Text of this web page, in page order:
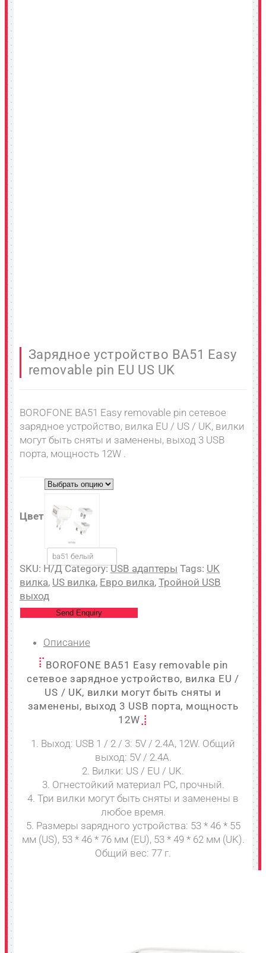
Зарядное устройство BA51 Easy
removable pin EU US UK
BOROFONE BA51 Easy removable pin сетевое
зарядное устройство, вилка EU / US / UK, вилки
могут быть сняты и заменены, выход 3 USB
порта, мощность 12W .
Цвет
ba51 белый
SKU: Н/ДCategory: USB адаптеры Tags: UK
вилка, US вилка, Евро вилка, Тройной USB
выход
Send Enquiry
Описание
BOROFONE BA51 Easy removable pin
сетевое зарядное устройство, вилка EU /
US / UK, вилки могут быть сняты и
заменены, выход 3 USB порта, мощность
12W
1. Выход: USB 1 / 2 / 3: 5V / 2.4A, 12W. Общий
выход: 5V / 2.4A.
2. Вилки: US / EU / UK.
3. Огнестойкий материал PC, прочный.
4. Три вилки могут быть сняты и заменены в
любое время.
5. Размеры зарядного устройства: 53 * 46 * 55
мм (US), 53 * 46 * 76 мм (EU), 53 * 49 * 62 мм (UK).
Общий вес: 77 г.